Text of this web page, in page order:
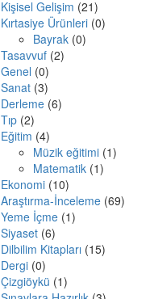
Kişisel Gelişim (21)
Kırtasiye Ürünleri (0)
Bayrak (0)
Tasavvuf (2)
Genel (0)
Sanat (3)
Derleme (6)
Tıp (2)
Eğitim (4)
Müzik eğitimi (1)
Matematik (1)
Ekonomi (10)
Araştırma-İnceleme (69)
Yeme İçme (1)
Siyaset (6)
Dilbilim Kitapları (15)
Dergi (0)
Çizgiöykü (1)